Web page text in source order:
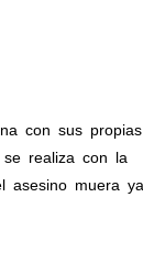
con sus propias
realiza con la
asesino muera ya